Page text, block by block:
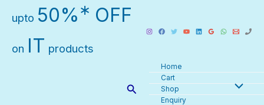
content
upto 50% ∗ OFF
on IT products
Search
Home
Cart
Shop
Enquiry